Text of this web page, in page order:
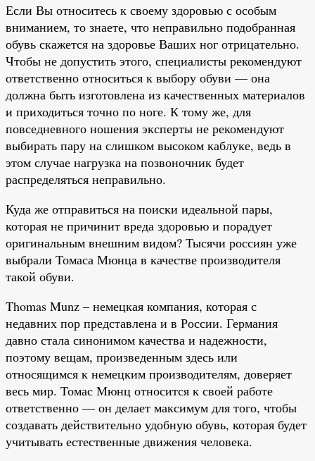
Если Вы относитесь к своему здоровью с особым
вниманием, то знаете, что неправильно подобранная
обувь скажется на здоровье Ваших ног отрицательно.
Чтобы не допустить этого, специалисты рекомендуют
ответственно относиться к выбору обуви — она
должна быть изготовлена из качественных материалов
и приходиться точно по ноге. К тому же, для
повседневного ношения эксперты не рекомендуют
выбирать пару на слишком высоком каблуке, ведь в
этом случае нагрузка на позвоночник будет
распределяться неправильно.
Куда же отправиться на поиски идеальной пары,
которая не причинит вреда здоровью и порадует
оригинальным внешним видом? Тысячи россиян уже
выбрали Томаса Мюнца в качестве производителя
такой обуви.
Thomas Munz – немецкая компания, которая с
недавних пор представлена и в России. Германия
давно стала синонимом качества и надежности,
поэтому вещам, произведенным здесь или
относящимся к немецким производителям, доверяет
весь мир. Томас Мюнц относится к своей работе
ответственно — он делает максимум для того, чтобы
создавать действительно удобную обувь, которая будет
учитывать естественные движения человека.